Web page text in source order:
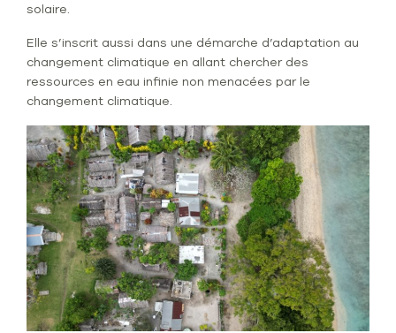
solaire.
Elle s’inscrit aussi dans une démarche d’adaptation au
changement climatique en allant chercher des
ressources en eau infinie non menacées par le
changement climatique.